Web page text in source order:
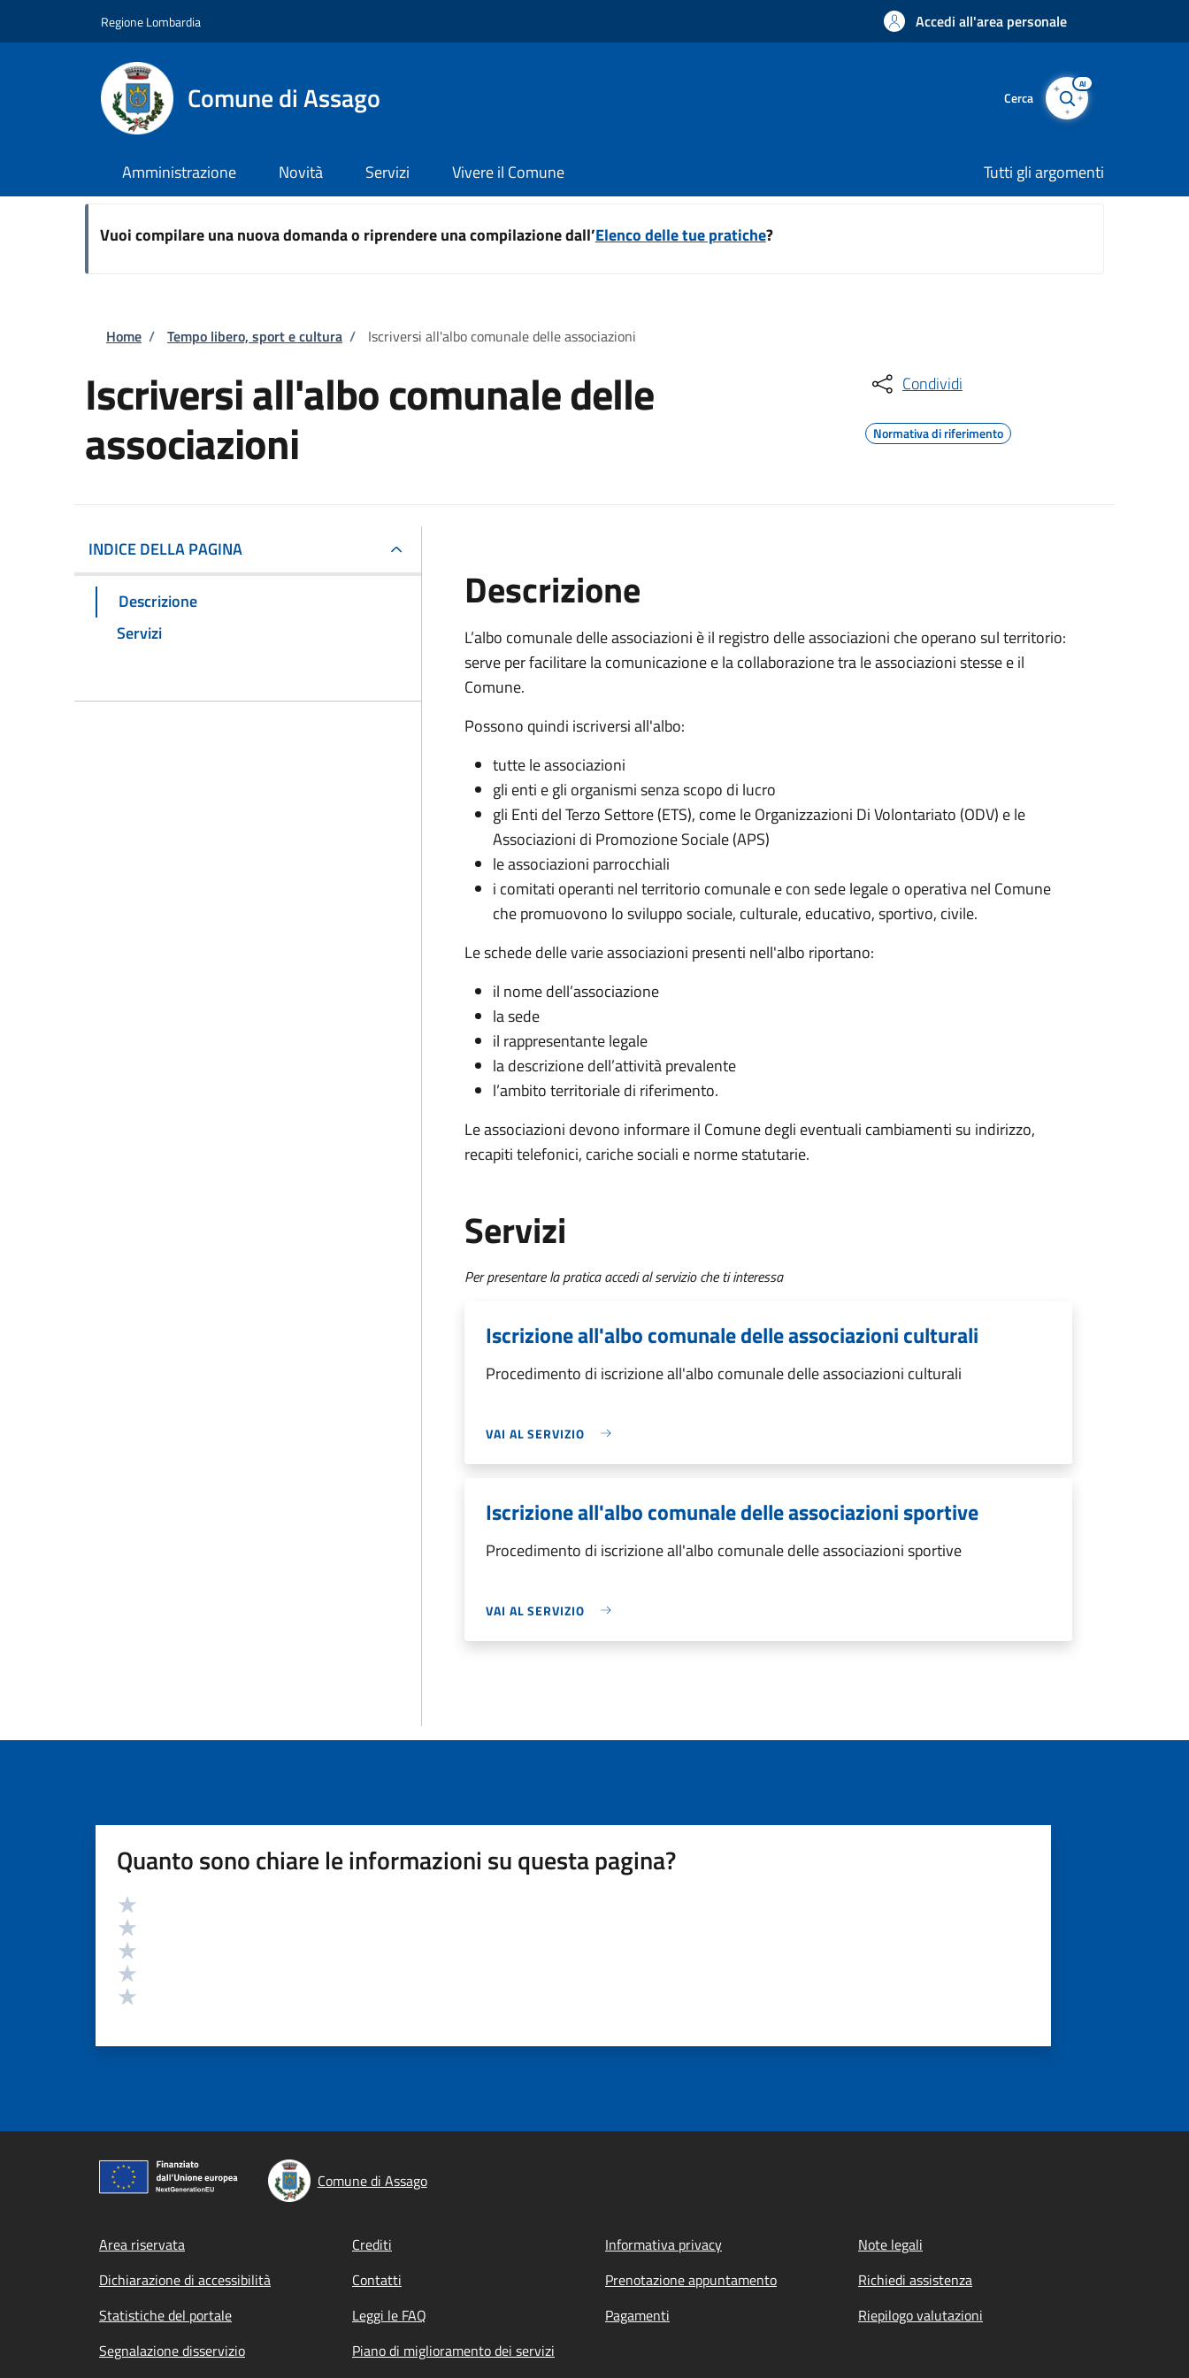
Regione Lombardia Accedi all'area personale
Comune di Assago Cerca
AI
Amministrazione Novità Servizi Vivere il Comune Tutti gli argomenti
Vuoi compilare una nuova domanda o riprendere una compilazione dall’Elenco delle tue pratiche?
Briciole di pane
Home / Tempo libero, sport e cultura / Iscriversi all'albo comunale delle associazioni
Iscriversi all'albo comunale delle
associazioni
Condividi
Normativa di riferimento
INDICE DELLA PAGINA
Descrizione
Servizi
Descrizione
L’albo comunale delle associazioni è il registro delle associazioni che operano sul territorio:
serve per facilitare la comunicazione e la collaborazione tra le associazioni stesse e il
Comune.
Possono quindi iscriversi all'albo:
tutte le associazioni
gli enti e gli organismi senza scopo di lucro
gli Enti del Terzo Settore (ETS), come le Organizzazioni Di Volontariato (ODV) e le
Associazioni di Promozione Sociale (APS)
le associazioni parrocchiali
i comitati operanti nel territorio comunale e con sede legale o operativa nel Comune
che promuovono lo sviluppo sociale, culturale, educativo, sportivo, civile.
Le schede delle varie associazioni presenti nell'albo riportano:
il nome dell’associazione
la sede
il rappresentante legale
la descrizione dell’attività prevalente
l’ambito territoriale di riferimento.
Le associazioni devono informare il Comune degli eventuali cambiamenti su indirizzo,
recapiti telefonici, cariche sociali e norme statutarie.
Servizi
Per presentare la pratica accedi al servizio che ti interessa
Iscrizione all'albo comunale delle associazioni culturali
Procedimento di iscrizione all'albo comunale delle associazioni culturali
VAI AL SERVIZIO
Iscrizione all'albo comunale delle associazioni sportive
Procedimento di iscrizione all'albo comunale delle associazioni sportive
VAI AL SERVIZIO
Quanto sono chiare le informazioni su questa pagina?
Valutazione
Comune di Assago
Footer menu
Area riservata Crediti Informativa privacy
Note legali
Dichiarazione di accessibilità
Contatti Prenotazione appuntamento
Richiedi assistenza
Statistiche del portale
Leggi le FAQ Pagamenti
Riepilogo valutazioni
Segnalazione disservizio
Piano di miglioramento dei servizi